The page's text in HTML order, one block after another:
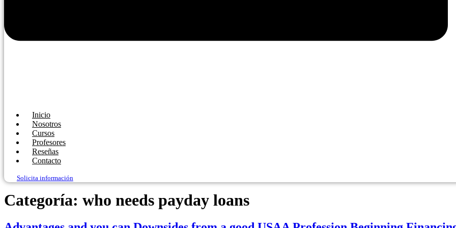
Inicio
Nosotros
Cursos
Profesores
Reseñas
Contacto
Solicita información
Categoría: who needs payday loans